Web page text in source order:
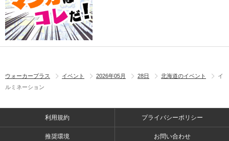
ウォーカープラス イベント 2026年05月 28日 北海道のイベント
イ
ルミネーション
利用規約 プライバシーポリシー
推奨環境 お問い合わせ